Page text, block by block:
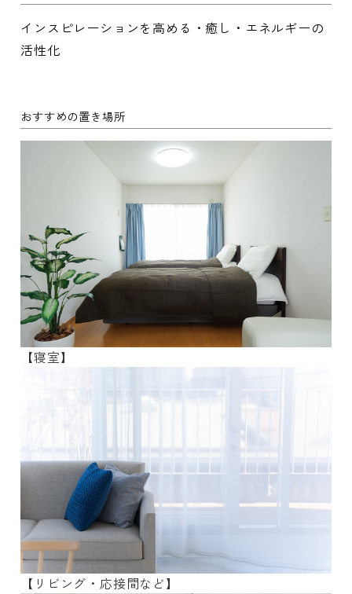
インスピレーションを高める・癒し・エネルギーの
活性化
おすすめの置き場所
【寝室】
【リビング・応接間など】